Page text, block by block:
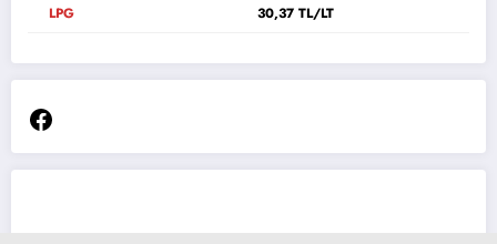
LPG
30,37 TL/LT
Facebook